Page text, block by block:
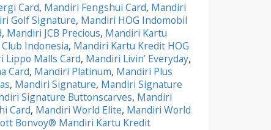
Card, Mandiri Fengshui Card, Mandiri
Golf Signature, Mandiri HOG Indomobil
, Mandiri JCB Precious, Mandiri Kartu
Indonesia, Mandiri Kartu Kredit HOG
Lippo Malls Card, Mandiri Livin’ Everyday,
Card, Mandiri Platinum, Mandiri Plus
, Mandiri Signature, Mandiri Signature
Signature Buttonscarves, Mandiri
Card, Mandiri World Elite, Mandiri World
Bonvoy® Mandiri Kartu Kredit